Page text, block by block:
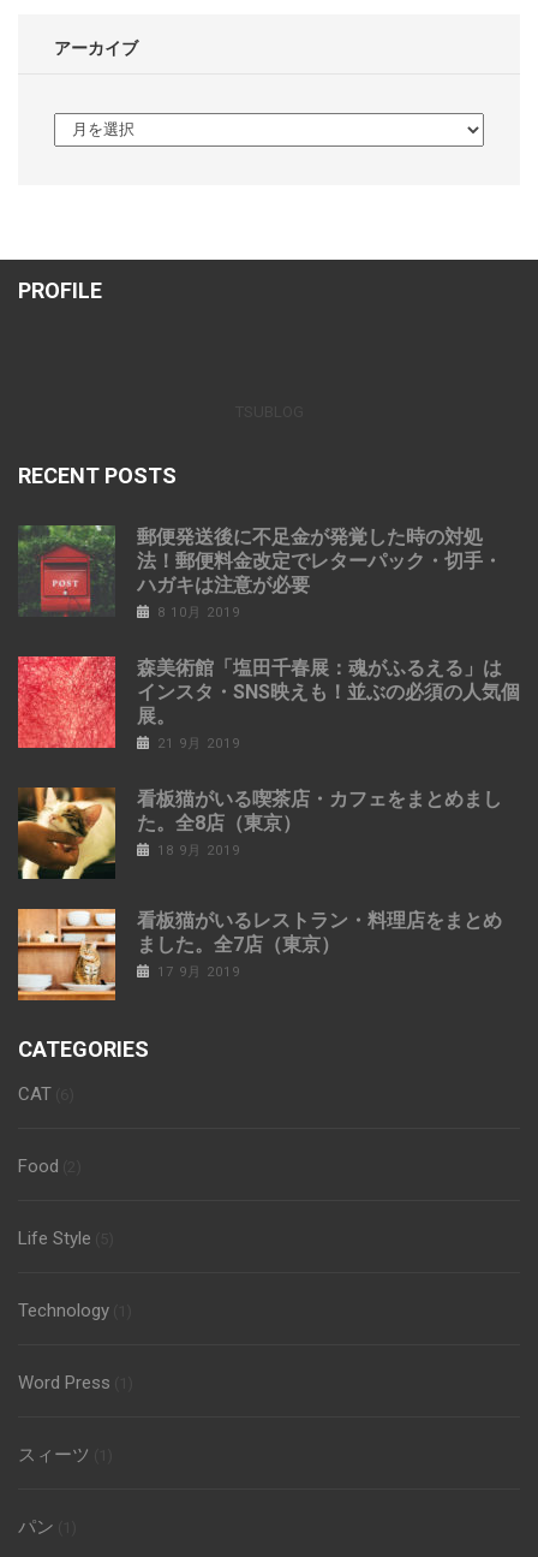
アーカイブ
PROFILE
RECENT POSTS
郵便発送後に不足金が発覚した時の対処
法！郵便料金改定でレターパック・切手・
ハガキは注意が必要
8 10月 2019
森美術館「塩田千春展：魂がふるえる」は
インスタ・SNS映えも！並ぶの必須の人気個
展。
21 9月 2019
看板猫がいる喫茶店・カフェをまとめまし
た。全8店（東京）
18 9月 2019
看板猫がいるレストラン・料理店をまとめ
ました。全7店（東京）
17 9月 2019
CATEGORIES
CAT
Food
Life Style
Technology
Word Press
スィーツ
パン